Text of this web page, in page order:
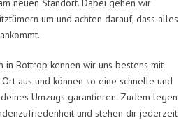
neuen Standort. Dabei gehen wir
um und achten darauf, dass alles
in Bottrop kennen wir uns bestens mit
aus und können so eine schnelle und
Umzugs garantieren. Zudem legen
und stehen dir jederzeit